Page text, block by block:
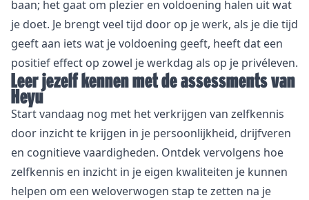
baan; het gaat om plezier en voldoening halen uit wat
je doet. Je brengt veel tijd door op je werk, als je die tijd
geeft aan iets wat je voldoening geeft, heeft dat een
positief effect op zowel je werkdag als op je privéleven.
Leer jezelf kennen met de assessments van
Heyu
Start vandaag nog met het verkrijgen van zelfkennis
door inzicht te krijgen in je persoonlijkheid, drijfveren
en cognitieve vaardigheden. Ontdek vervolgens hoe
zelfkennis en inzicht in je eigen kwaliteiten je kunnen
helpen om een weloverwogen stap te zetten na je